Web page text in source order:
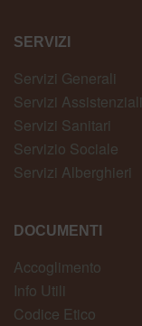
SERVIZI
Servizi Generali
Servizi Assistenziali
Servizi Sanitari
Servizio Sociale
Servizi Alberghieri
DOCUMENTI
Accoglimento
Info Utili
Codice Etico